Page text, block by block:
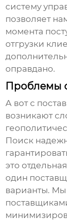
систему
позволяет
момента
отгрузки
оправдано.
Проблемы
А вот с
возникают
Поиск
это
один
варианты. Мы